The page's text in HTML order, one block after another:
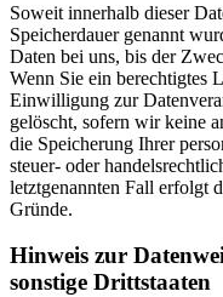
Soweit innerhalb dieser
Speicherdauer genannt
Daten bei uns, bis der
Wenn Sie ein berechtigtes
Einwilligung zur
gelöscht, sofern wir keine
die Speicherung Ihrer
steuer- oder
letztgenannten Fall erfolgt
Gründe.
Hinweis zur
sonstige Drittstaaten